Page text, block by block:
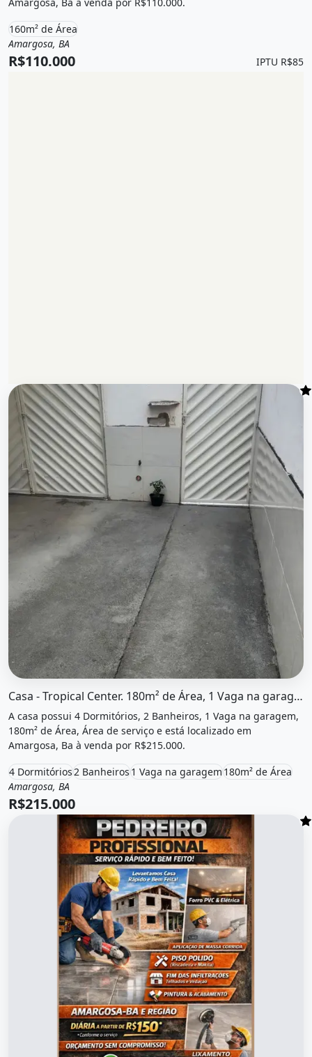
160m² de Área
Venda
Terreno / Lote
Amargosa, BA
R$110.000 IPTU R$85
O imóvel &quot;Casa - tropical center. 180m² de área, 1
Casa - Tropical Center. 180m² de Área, 1 Vaga na garageme4...
A casa possui 4 Dormitórios, 2 Banheiros, 1 Vaga na garagem,
180m² de Área, Área de serviço e está localizado em
Amargosa, Ba à venda por R$215.000.
4 Dormitórios2 Banheiros1 Vaga na garagem180m² de Área
Venda
Casa
Amargosa, BA
R$215.000